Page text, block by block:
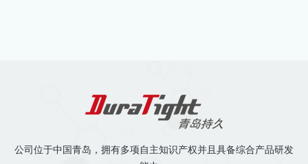
公司位于中国青岛，拥有多项自主知识产权并且具备综合产品研发